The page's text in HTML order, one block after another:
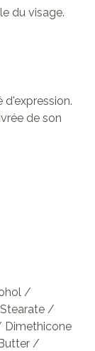
du visage.
d'expression.
de son
/
/
Dimethicone
/